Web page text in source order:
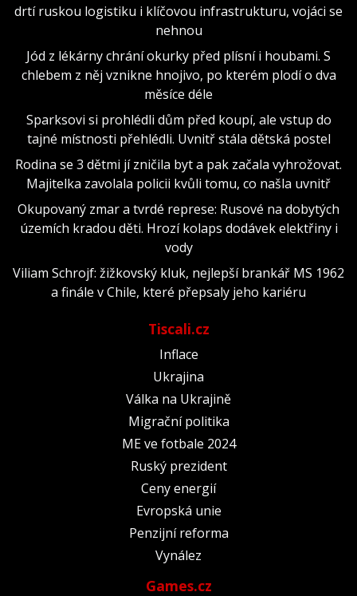
drtí ruskou logistiku i klíčovou infrastrukturu, vojáci se
nehnou
Jód z lékárny chrání okurky před plísní i houbami. S
chlebem z něj vznikne hnojivo, po kterém plodí o dva
měsíce déle
Sparksovi si prohlédli dům před koupí, ale vstup do
tajné místnosti přehlédli. Uvnitř stála dětská postel
Rodina se 3 dětmi jí zničila byt a pak začala vyhrožovat.
Majitelka zavolala policii kvůli tomu, co našla uvnitř
Okupovaný zmar a tvrdé represe: Rusové na dobytých
územích kradou děti. Hrozí kolaps dodávek elektřiny i
vody
Viliam Schrojf: žižkovský kluk, nejlepší brankář MS 1962
a finále v Chile, které přepsaly jeho kariéru
Tiscali.cz
Inflace
Ukrajina
Válka na Ukrajině
Migrační politika
ME ve fotbale 2024
Ruský prezident
Ceny energií
Evropská unie
Penzijní reforma
Vynález
Games.cz